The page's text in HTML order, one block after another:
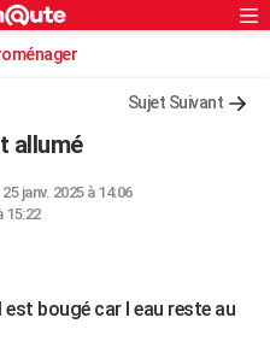
Sujet Suivant
allumé
janv. 2025 à 14:06
15:22
est bougé car l eau reste au